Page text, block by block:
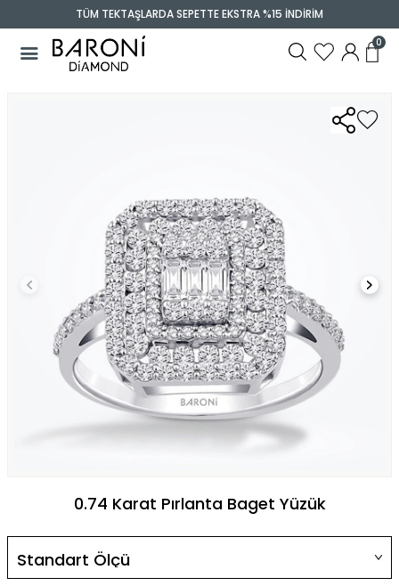
TÜM TEKTAŞLARDA SEPETTE EKSTRA %15 İNDİRİM
0
0.74 Karat Pırlanta Baget Yüzük